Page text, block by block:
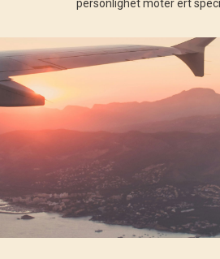
personlighet möter ert